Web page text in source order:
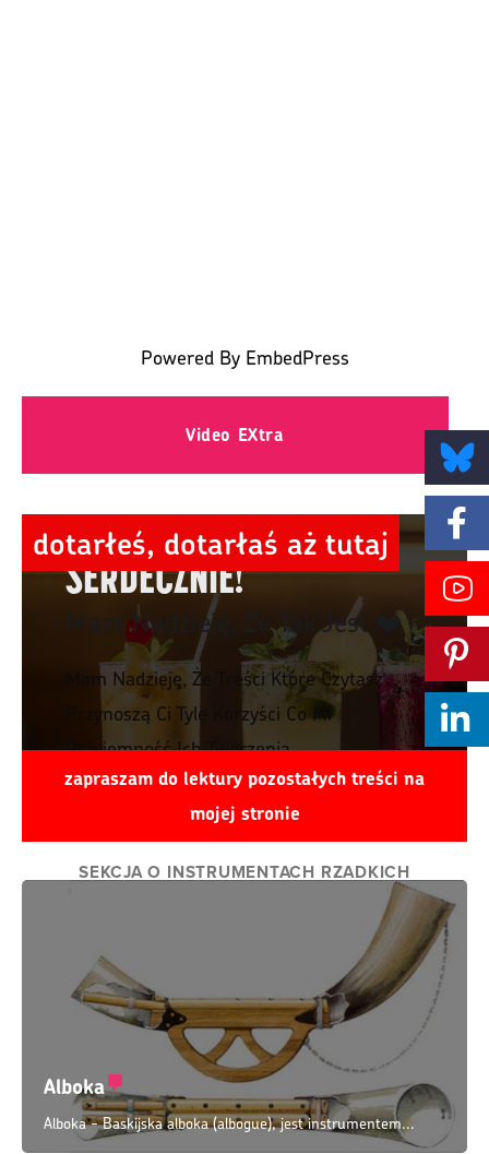
Facebook
Pinterest
Linkedin
Video EXtra
Powered By EmbedPress
DZIĘKUJĘ CI ZA TO
SERDECZNIE!
Mam Nadzieję, Że Tak Jest ❤️
Mam Nadzieję, Że Treści Które Czytasz
Przynoszą Ci Tyle Korzyści Co Mi
Przyjemność Ich Tworzenia.
dotarłeś, dotarłaś aż tutaj
zapraszam do lektury pozostałych treści na
mojej stronie
SEKCJA O INSTRUMENTACH RZADKICH
Alboka
Alboka - Baskijska alboka (albogue), jest instrumentem...